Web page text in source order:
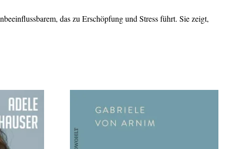
das zu Erschöpfung und Stress führt. Sie zeigt,